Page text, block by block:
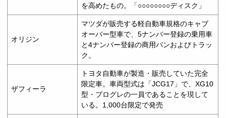
を高めたもの。「○○○○○○○○ディスク」
オリジン
マツダが販売する軽自動車規格のキャブ
オーバー型車で、5ナンバー登録の乗用車
と4ナンバー登録の商用バンおよびトラッ
ク。
ザフィーラ
トヨタ自動車が製造・販売していた完全
限定車。車両型式は「JCG17」で、XG10
型・プログレの一員であることを現して
いる。1,000台限定で発売